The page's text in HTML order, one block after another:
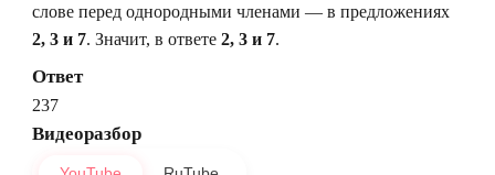
слове перед однородными членами — в предложениях
2, 3 и 7. Значит, в ответе 2, 3 и 7.
Ответ
237
Видеоразбор